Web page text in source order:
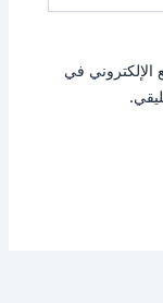
الإلكتروني في